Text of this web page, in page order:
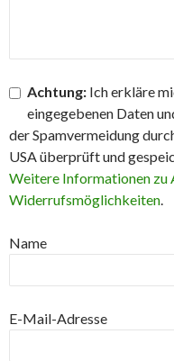
Achtung: Ich erkläre
eingegebenen Daten
der Spamvermeidung
USA überprüft und
Weitere Informationen zu
Widerrufsmöglichkeiten.
Name
E-Mail-Adresse